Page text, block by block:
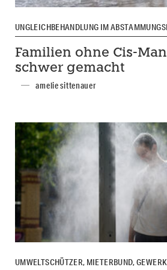
UNGLEICHBEHANDLUNG IM
Familien ohne Cis-
schwer gemacht
amelie sittenauer
UMWELTSCHÜTZER, MIETERBUND,